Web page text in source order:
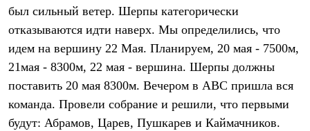
Теплое термобелье
Среднее термобелье
Легкое термобелье
Флисовая одежда
Брюки
Детская одежда
Утепленная пухом
Комбинезоны
Куртки
был сильный ветер. Шерпы категорически
отказываются идти наверх. Мы определились, что
идем на вершину 22 Мая. Планируем, 20 мая - 7500м,
21мая - 8300м, 22 мая - вершина. Шерпы должны
поставить 20 мая 8300м. Вечером в АВС пришла вся
команда. Провели собрание и решили, что первыми
будут: Абрамов, Царев, Пушкарев и Каймачников.